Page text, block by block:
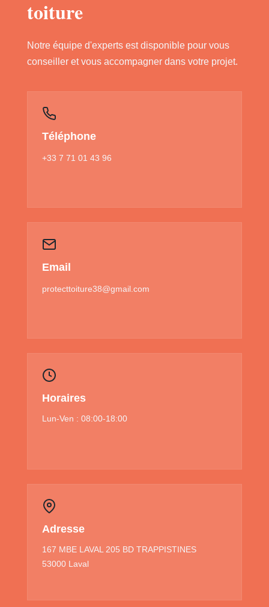
toiture
Notre équipe d'experts est disponible pour vous
conseiller et vous accompagner dans votre projet.
Téléphone
+33 7 71 01 43 96
Email
protecttoiture38@gmail.com
Horaires
Lun-Ven : 08:00-18:00
Adresse
167 MBE LAVAL 205 BD TRAPPISTINES
53000 Laval